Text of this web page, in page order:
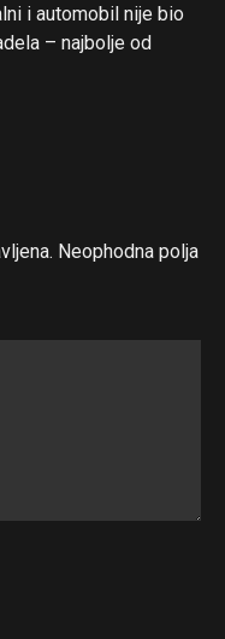
i automobil nije bio
– najbolje od
Neophodna polja